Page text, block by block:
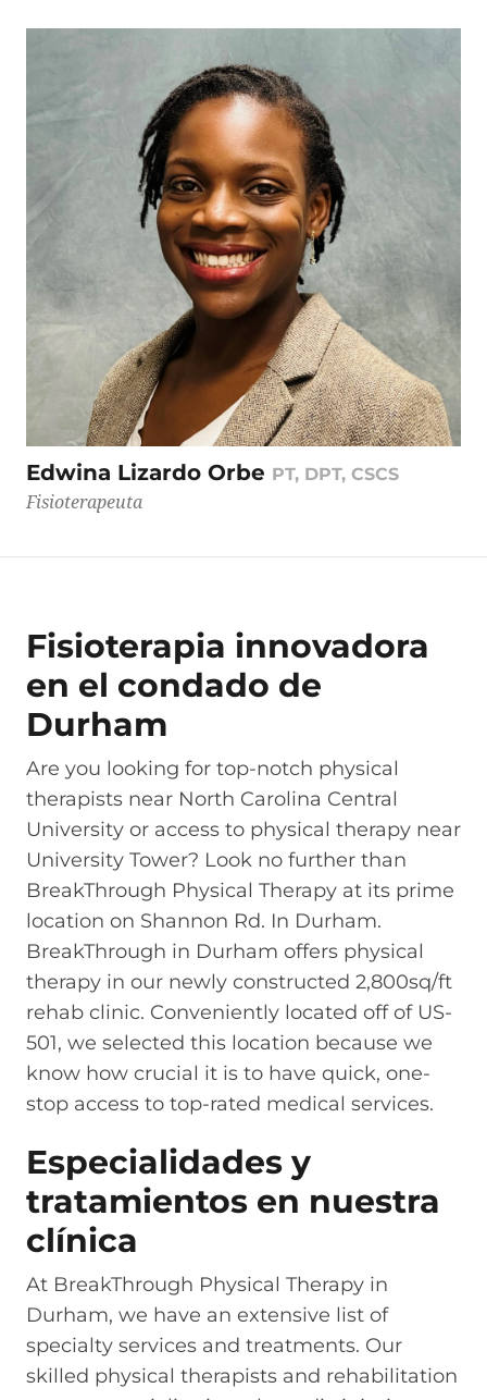
Edwina Lizardo Orbe PT, DPT, CSCS
Fisioterapeuta
Fisioterapia innovadora
en el condado de
Durham
Are you looking for top-notch physical
therapists near North Carolina Central
University or access to physical therapy near
University Tower? Look no further than
BreakThrough Physical Therapy at its prime
location on Shannon Rd. In Durham.
BreakThrough in Durham offers physical
therapy in our newly constructed 2,800sq/ft
rehab clinic. Conveniently located off of US-
501, we selected this location because we
know how crucial it is to have quick, one-
stop access to top-rated medical services.
Especialidades y
tratamientos en nuestra
clínica
At BreakThrough Physical Therapy in
Durham, we have an extensive list of
specialty services and treatments. Our
skilled physical therapists and rehabilitation